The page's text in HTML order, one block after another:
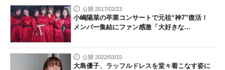
公開 2017/02/23
小嶋陽菜の卒業コンサートで元祖“神7”復活！
メンバー集結にファン感激「大好きな...
公開 2022/03/15
大島優子、ラッフルドレスを堂々着こなす姿に